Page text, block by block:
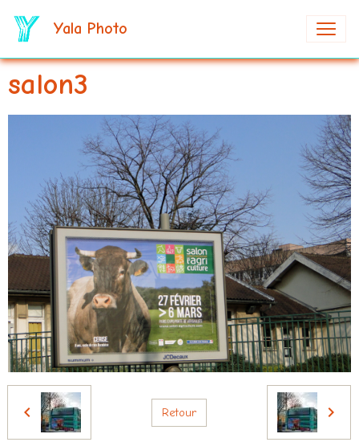
Yala Photo
salon3
Retour